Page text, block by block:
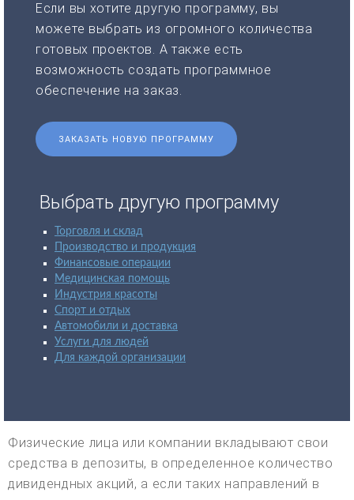
Если вы хотите другую программу, вы
можете выбрать из огромного количества
готовых проектов. А также есть
возможность создать программное
обеспечение на заказ.
ЗАКАЗАТЬ НОВУЮ ПРОГРАММУ
Выбрать другую программу
Торговля и склад
Производство и продукция
Финансовые операции
Медицинская помощь
Индустрия красоты
Спорт и отдых
Автомобили и доставка
Услуги для людей
Для каждой организации
Физические лица или компании вкладывают свои
средства в депозиты, в определенное количество
дивидендных акций, а если таких направлений в